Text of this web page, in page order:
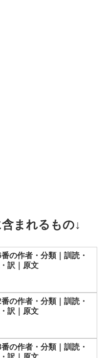
まれるもの↓
の作者・分類｜訓読・
訳｜原文
の作者・分類｜訓読・
訳｜原文
の作者・分類｜訓読・